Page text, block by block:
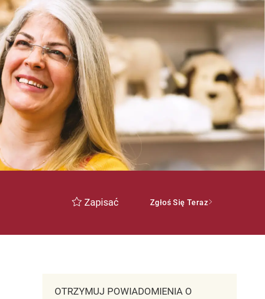
Zapisać Zgłoś Się Teraz
OTRZYMUJ POWIADOMIENIA O